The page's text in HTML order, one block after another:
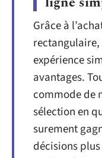
Grâce à
expérience
avantages.
commode de
sélection en
surement
décisions